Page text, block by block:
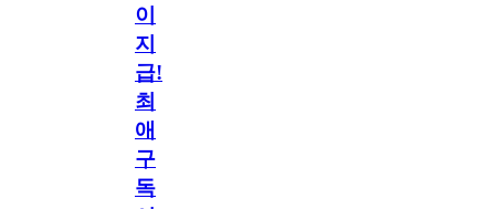
이
지
급!
최
애
구
독